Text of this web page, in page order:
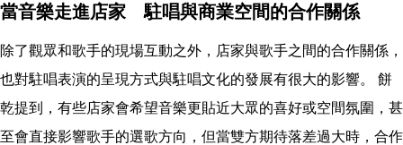
當音樂走進店家 駐唱與商業空間的合作關係
除了觀眾和歌手的現場互動之外，店家與歌手之間的合作關係，
也對駐唱表演的呈現方式與駐唱文化的發展有很大的影響。 餅
乾提到，有些店家會希望音樂更貼近大眾的喜好或空間氛圍，甚
至會直接影響歌手的選歌方向，但當雙方期待落差過大時，合作